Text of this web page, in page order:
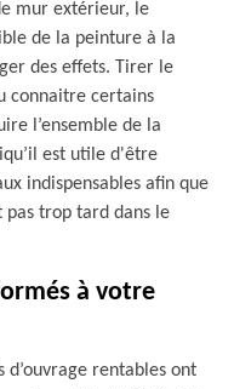
mur extérieur, le
de la peinture à la
des effets. Tirer le
connaitre certains
l’ensemble de la
est utile d'être
indispensables afin que
pas trop tard dans le
à votre
d’ouvrage rentables ont